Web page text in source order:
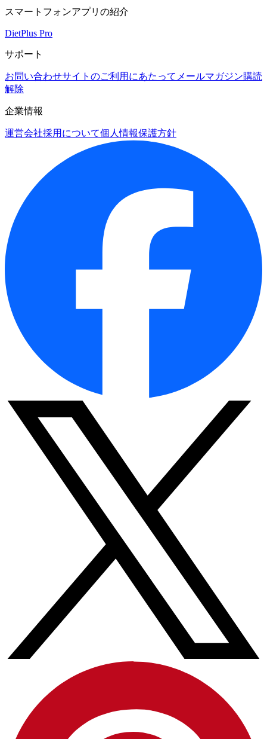
スマートフォンアプリの紹介
DietPlus Pro
サポート
お問い合わせサイトのご利用にあたって メールマガジン購読
解除
企業情報
運営会社採用について個人情報保護方針